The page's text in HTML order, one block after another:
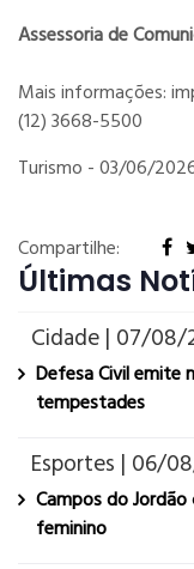
Assessoria de
Mais informações:
(12) 3668-5500
Turismo -03/06/
Compartilhe:
Últimas
Cidade | 07/08/
Defesa Civil emite
tempestades
Esportes | 06/
Campos do
feminino